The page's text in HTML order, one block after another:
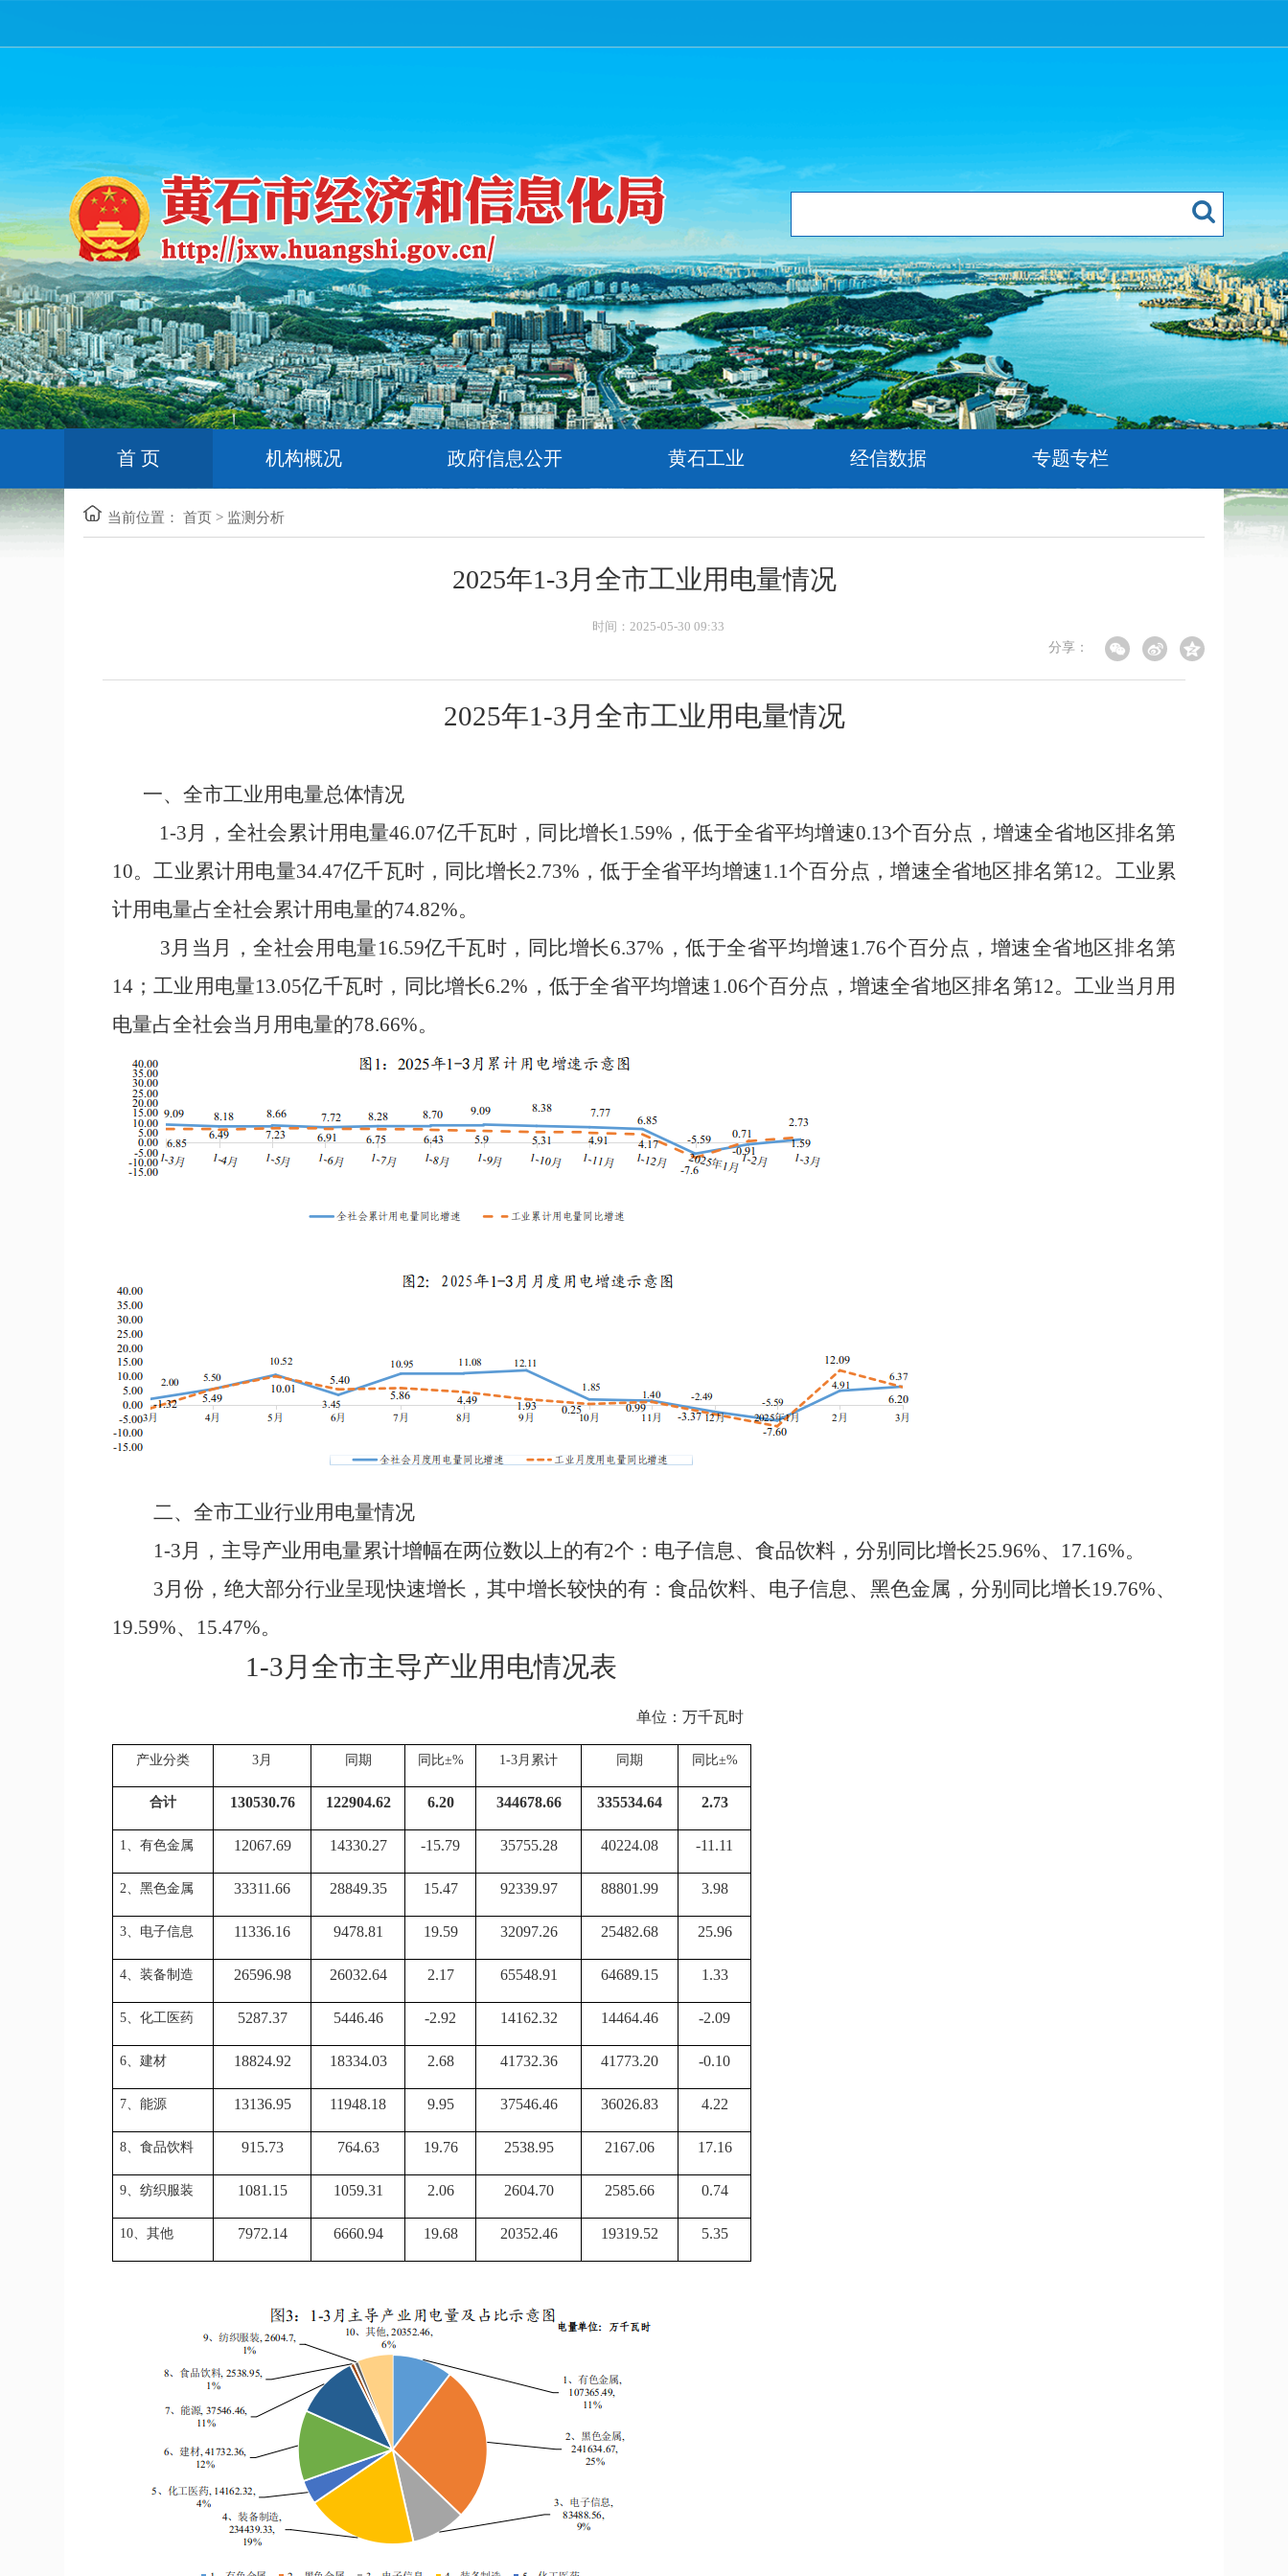
首 页 机构概况 政府信息公开 黄石工业 经信数据 专题专栏
当前位置： 首页 > 监测分析
2025年1-3月全市工业用电量情况
时间：2025-05-30 09:33
分享：
2025年1-3月全市工业用电量情况
一、全市工业用电量总体情况
1-3月，全社会累计用电量46.07亿千瓦时，同比增长1.59% ，低于全省平均增速0.13个百分点，增速全省地区排名第
10。工业累计用电量34.47亿千瓦时，同比增长2.73% ，低于全省平均增速1.1个百分点，增速全省地区排名第12。 工业累
计用电量占全社会累计用电量的74.82%。
3月当月，全社会用电量16.59亿千瓦时，同比增长6.37% ，低于全省平均增速1.76个百分点，增速全省地区排名第
14 ； 工业用电量13.05亿千瓦时，同比增长6.2% ， 低于全省平均增速 1.06个百分点，增速全省地区排名第12。工业当月用
电量占全社会当月用电量的78.66%。
二、 全市工业行业用电量情况
1-3月，主导产业用电量累计增幅在两位数以上的有2个：电子信息、食品饮料， 分别 同比增长25.96%、 17.16%。
3月份 ，绝大部分行业呈现快速增长，其中增长较快的有：食品饮料、电子信息、黑色金属，分别同比增长19.76%、
19.59%、 15.47%。
1-3月全市主导产业用电情况表
单位：万千瓦时
产业分类 3月 同期 同比±% 1-3月累计 同期 同比±%
合计 130530.76 122904.62 6.20 344678.66 335534.64 2.73
1、有色金属 12067.69 14330.27 -15.79 35755.28 40224.08 -11.11
2、黑色金属 33311.66 28849.35 15.47 92339.97 88801.99 3.98
3、电子信息 11336.16 9478.81 19.59 32097.26 25482.68 25.96
4、装备制造 26596.98 26032.64 2.17 65548.91 64689.15 1.33
5、化工医药 5287.37 5446.46 -2.92 14162.32 14464.46 -2.09
6、建材 18824.92 18334.03 2.68 41732.36 41773.20 -0.10
7、能源 13136.95 11948.18 9.95 37546.46 36026.83 4.22
8、食品饮料 915.73 764.63 19.76 2538.95 2167.06 17.16
9、纺织服装 1081.15 1059.31 2.06 2604.70 2585.66 0.74
10、其他 7972.14 6660.94 19.68 20352.46 19319.52 5.35